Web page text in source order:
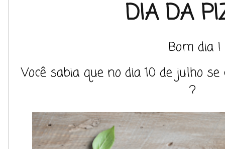
DIA DA
Bom dia !
Você sabia que no dia 10 de julho
?